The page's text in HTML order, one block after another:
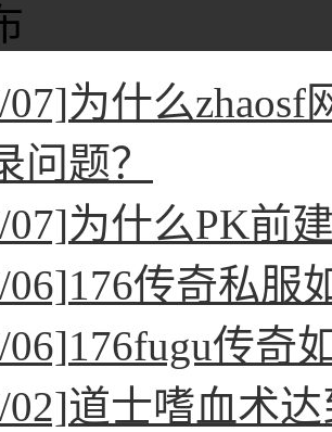
07]为什么
问题？
07]为什么PK前
06]176传奇私服
06]176fugu传奇
02]道士嗜血术